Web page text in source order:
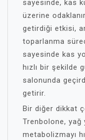
sayesinde, kas
üzerine
getirdiği etkisi,
toparlanma
sayesinde kas
hızlı bir şekilde
salonunda
getirir.
Bir diğer dikkat
Trenbolone, yağ
metabolizmayı